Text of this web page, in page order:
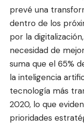
prevé una
dentro de los
por la
necesidad de
suma que el 65%
la inteligencia
tecnología más
2020, lo que
prioridades